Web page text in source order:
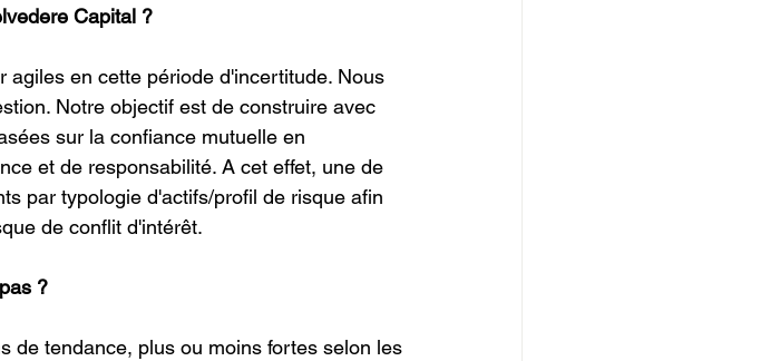
Capital ?
agiles en cette période d'incertitude. Nous
Notre objectif est de construire avec
sur la confiance mutuelle en
et de responsabilité. A cet effet, une de
par typologie d'actifs/profil de risque afin
de conflit d'intérêt.
?
de tendance, plus ou moins fortes selon les